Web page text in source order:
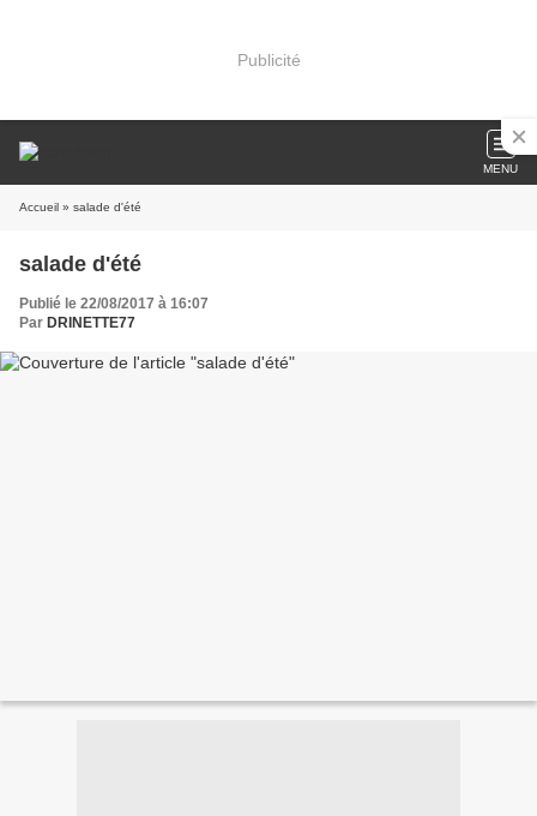
Publicité
MENU
Accueil » salade d'été
salade d'été
Publié le 22/08/2017 à 16:07
Par DRINETTE77